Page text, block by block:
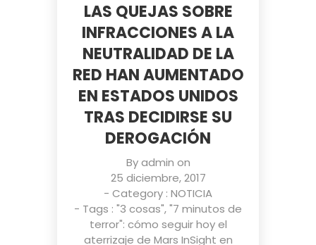
LAS QUEJAS SOBRE
INFRACCIONES A LA
NEUTRALIDAD DE LA
RED HAN AUMENTADO
EN ESTADOS UNIDOS
TRAS DECIDIRSE SU
DEROGACIÓN
Byadmin on
25 diciembre, 2017
- Category : NOTICIA
- Tags : "3 cosas","7 minutos de
terror": cómo seguir hoy el
aterrizaje de Mars InSight en